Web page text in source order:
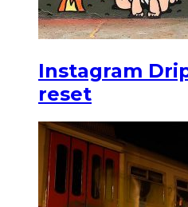
Instagram
reset